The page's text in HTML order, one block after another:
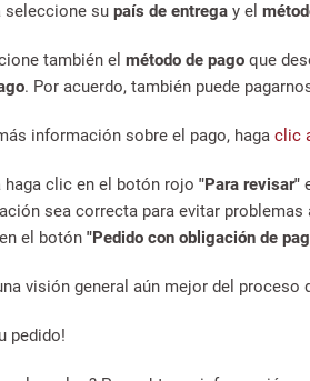
seleccione su país de entrega y el
también el método de pago que
. Por acuerdo, también puede
información sobre el pago, haga clic
haga clic en el botón rojo "Para revisar"
sea correcta para evitar
el botón "Pedido con obligación de
visión general aún mejor del
pedido!